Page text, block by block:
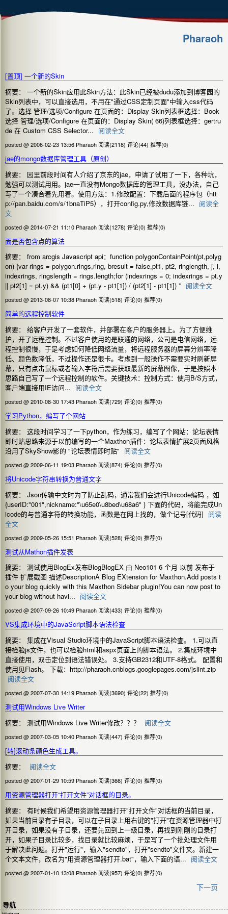
Pharaoh
[置顶] 一个新的Skin
摘要： 一个新的Skin应用此Skin方法：此Skin已经被dudu添加到博客园的
Skin列表中，可以直接选用，不用在"通过CSS定制页面"中输入css代码
了。选择 管理/选项/Configure 在页面的：Display Skin列表框选择：Book
选择 管理/选项/Configure 在页面的：Display Skin( 66)列表框选择：gertru
de 在 Custom CSS Selector... 阅读全文
posted @ 2006-02-23 13:56 Pharaoh 阅读(2118) 评论(44) 推荐(0)
jae的mongo数据库管理工具（原创）
摘要： 园里前段时间有人介绍了京东的jae，申请了试用了一下，各种坑，
勉强可以测试用用。jae一直没有Mongo数据库的管理工具，没办法，自己
写了一个凑合着先用着。使用方法：1.修改配置：下载后面的程序包（htt
p://pan.baidu.com/s/1bnaTiP5），打开config.py,修改数据库链... 阅读全
文
posted @ 2014-07-21 11:10 Pharaoh 阅读(1278) 评论(0) 推荐(0)
面是否包含点的算法
摘要： from arcgis Javascript api：function polygonContainPoint(pt,polyg
on) {var rings = polygon.rings,ring, bresult = false,pt1, pt2, ringlength, j, i,
indexrings, ringslength = rings.length;for (indexrings = 0; indexrings = pt.y
|| pt2[1] = pt.y) && (pt1[0] + (pt.y - pt1[1]) / (pt2[1] - pt1[1]) * 阅读全文
posted @ 2013-08-07 10:38 Pharaoh 阅读(518) 评论(0) 推荐(0)
简单的远程控制软件
摘要： 给客户开发了一套软件，并部署在客户的服务器上。为了方便维
护，开了远程控制。不过客户使用的是联通的网络，公司是电信网络，远
程控制很慢，于是考虑如何降低网络流量，将远程服务器的屏幕分辨率降
低、颜色数降低，不过操作还是很卡。考虑到一般操作不需要实时刷新屏
幕，只有点击鼠标或者输入字符后需要获取最新的屏幕图像，于是按照本
思路自己写了一个远程控制的软件。关键技术：控制方式：使用B/S方式，
客户端直接用IE访问... 阅读全文
posted @ 2010-08-30 17:43 Pharaoh 阅读(729) 评论(0) 推荐(0)
学习Python，编写了个网站
摘要： 这段时间学习了一下python，作为练习，编写了个网站：论坛表情
即时贴思路来源于以前编写的一个Maxthon插件：论坛表情扩展2页面风格
沿用了SkyShow影的 "论坛表情即时贴" 阅读全文
posted @ 2009-06-11 19:03 Pharaoh 阅读(874) 评论(0) 推荐(0)
将Unicode字符串转换为普通文字
摘要： Json传输中文时为了防止乱码，通常我们会进行Unicode编码 ，如
{userID:"001",nickname:"\u65e0\u8bed\u68a6" } 下面的代码，将能完成Un
icode的与普通字符的转换功能，函数是在网上找的，做个记号[代码] 阅读
全文
posted @ 2009-05-26 15:51 Pharaoh 阅读(528) 评论(0) 推荐(0)
测试从Mathon插件发表
摘要： 测试使用BlogEx发布BlogBlogEX 由 Neo101 6 个月 以前 发布于
插件 扩展截图 描述DescriptionA Blog EXtension for Maxthon.Add posts t
o your blog quickly with this Maxthon Sidebar plugin!You can now post to
your blog without havi... 阅读全文
posted @ 2007-09-26 10:49 Pharaoh 阅读(433) 评论(0) 推荐(0)
VS集成环境中的JavaScript脚本语法检查
摘要： 集成在Visual Studio环境中的JavaScript脚本语法检查。 1.可以直
接检验js文件，也可以检验html和aspx页面上的脚本语法。 2.集成环境中
直接使用，双击定位到语法错误处。 3.支持GB2312和UTF-8格式。 配置和
使用见Flash。 下载：http://pharaoh.cnblogs.googlepages.com/jslint.zip
阅读全文
posted @ 2007-07-30 14:19 Pharaoh 阅读(3690) 评论(22) 推荐(0)
测试用Windows Live Writer
摘要： 测试用Windows Live Writer修改？？？
阅读全文
posted @ 2007-03-05 10:40 Pharaoh 阅读(447) 评论(0) 推荐(0)
[转]滚动条颜色生成工具。
摘要：
阅读全文
posted @ 2007-01-29 10:59 Pharaoh 阅读(366) 评论(0) 推荐(0)
用资源管理器打开“打开文件”对话框的目录。
摘要： 有时候我们希望用资源管理器打开"打开文件"对话框的当前目录，
如果当前目录有子目录，可以在子目录上用右键的"打开"在资源管理器中打
开目录，如果没有子目录，还要先回到上一级目录，再找到刚刚的目录打
开，如果子目录比较多，找目录就比较麻烦，于是写了一个批处理文件用
于解决此问题。打开"运行"，输入"sendto"，打开"sendto"文件夹。新建一
个文本文件，改名为"用资源管理器打开.bat"，输入下面的语... 阅读全文
posted @ 2007-01-10 13:08 Pharaoh 阅读(957) 评论(0) 推荐(0)
下一页
导航